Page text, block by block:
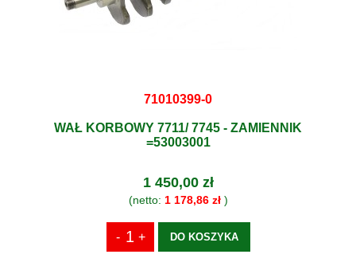
71010399-0
WAŁ KORBOWY 7711/ 7745 - ZAMIENNIK
=53003001
1 450,00 zł
(netto: 1 178,86 zł)
DO KOSZYKA